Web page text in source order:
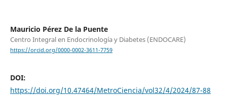
Mauricio Pérez De la Puente
Centro Integral en Endocrinología y Diabetes (ENDOCARE)
https://orcid.org/0000-0002-3611-7759
DOI:
https://doi.org/10.47464/MetroCiencia/vol32/4/2024/87-88